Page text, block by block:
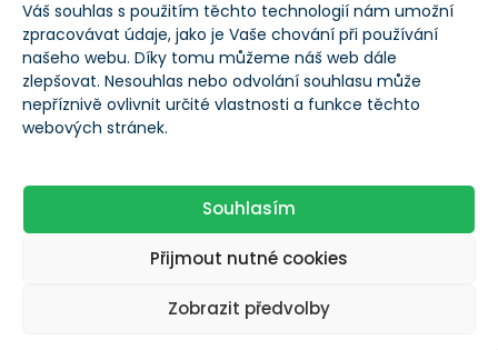
Váš souhlas s použitím těchto technologií nám umožní
zpracovávat údaje, jako je Vaše chování při používání
našeho webu. Díky tomu můžeme náš web dále
zlepšovat. Nesouhlas nebo odvolání souhlasu může
nepříznivě ovlivnit určité vlastnosti a funkce těchto
webových stránek.
Souhlasím
Přijmout nutné cookies
Zobrazit předvolby
pokles k 3,71 dolaru. To by znamenalo propad asi o
35 % ještě v červnu.
Naopak průraz nad 9,47 dolaru by otevřel prostor k
BEAT je momentálně ukázkou trhu, kde sekvalitní
příběh spojil s technickým tlakem na shortaře
umí vytvořit extrémní růst. Stejně rychle ovšem